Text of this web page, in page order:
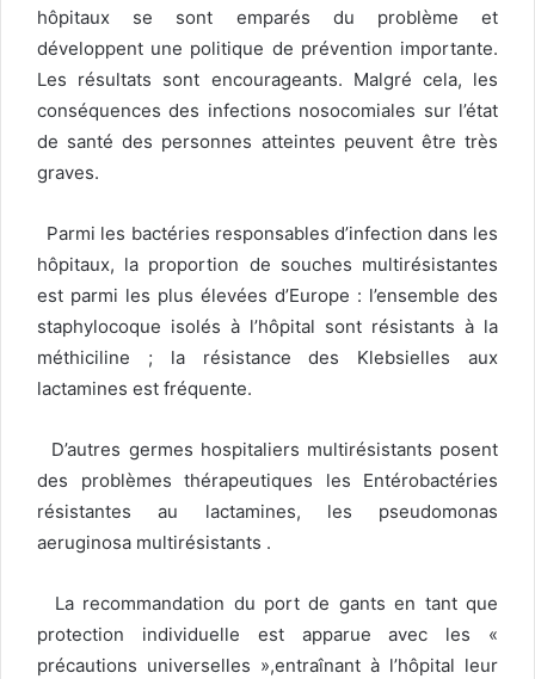
hôpitaux se sont emparés du problème et
développent une politique de prévention importante.
Les résultats sont encourageants. Malgré cela, les
conséquences des infections nosocomiales sur l’état
de santé des personnes atteintes peuvent être très
graves.
Parmi les bactéries responsables d’infection dans les
hôpitaux, la proportion de souches multirésistantes
est parmi les plus élevées d’Europe : l’ensemble des
staphylocoque isolés à l’hôpital sont résistants à la
méthiciline ; la résistance des Klebsielles aux
lactamines est fréquente.
D’autres germes hospitaliers multirésistants posent
des problèmes thérapeutiques les Entérobactéries
résistantes au lactamines, les pseudomonas
aeruginosa multirésistants .
La recommandation du port de gants en tant que
protection individuelle est apparue avec les «
précautions universelles »,entraînant à l’hôpital leur